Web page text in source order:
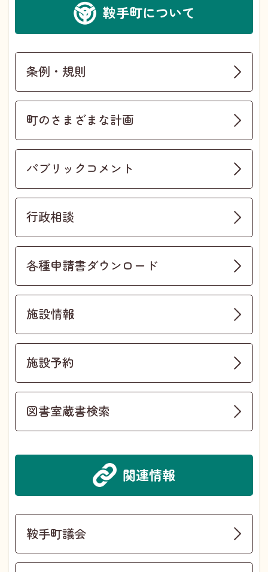
鞍手町について
条例・規則
町のさまざまな計画
パブリックコメント
行政相談
各種申請書ダウンロード
施設情報
施設予約
図書室蔵書検索
関連情報
鞍手町議会